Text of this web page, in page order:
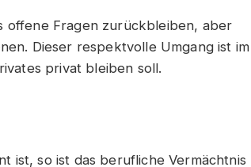
offene Fragen zurückbleiben, aber
Dieser respektvolle Umgang ist im
privat bleiben soll.
ist, so ist das berufliche Vermächtnis